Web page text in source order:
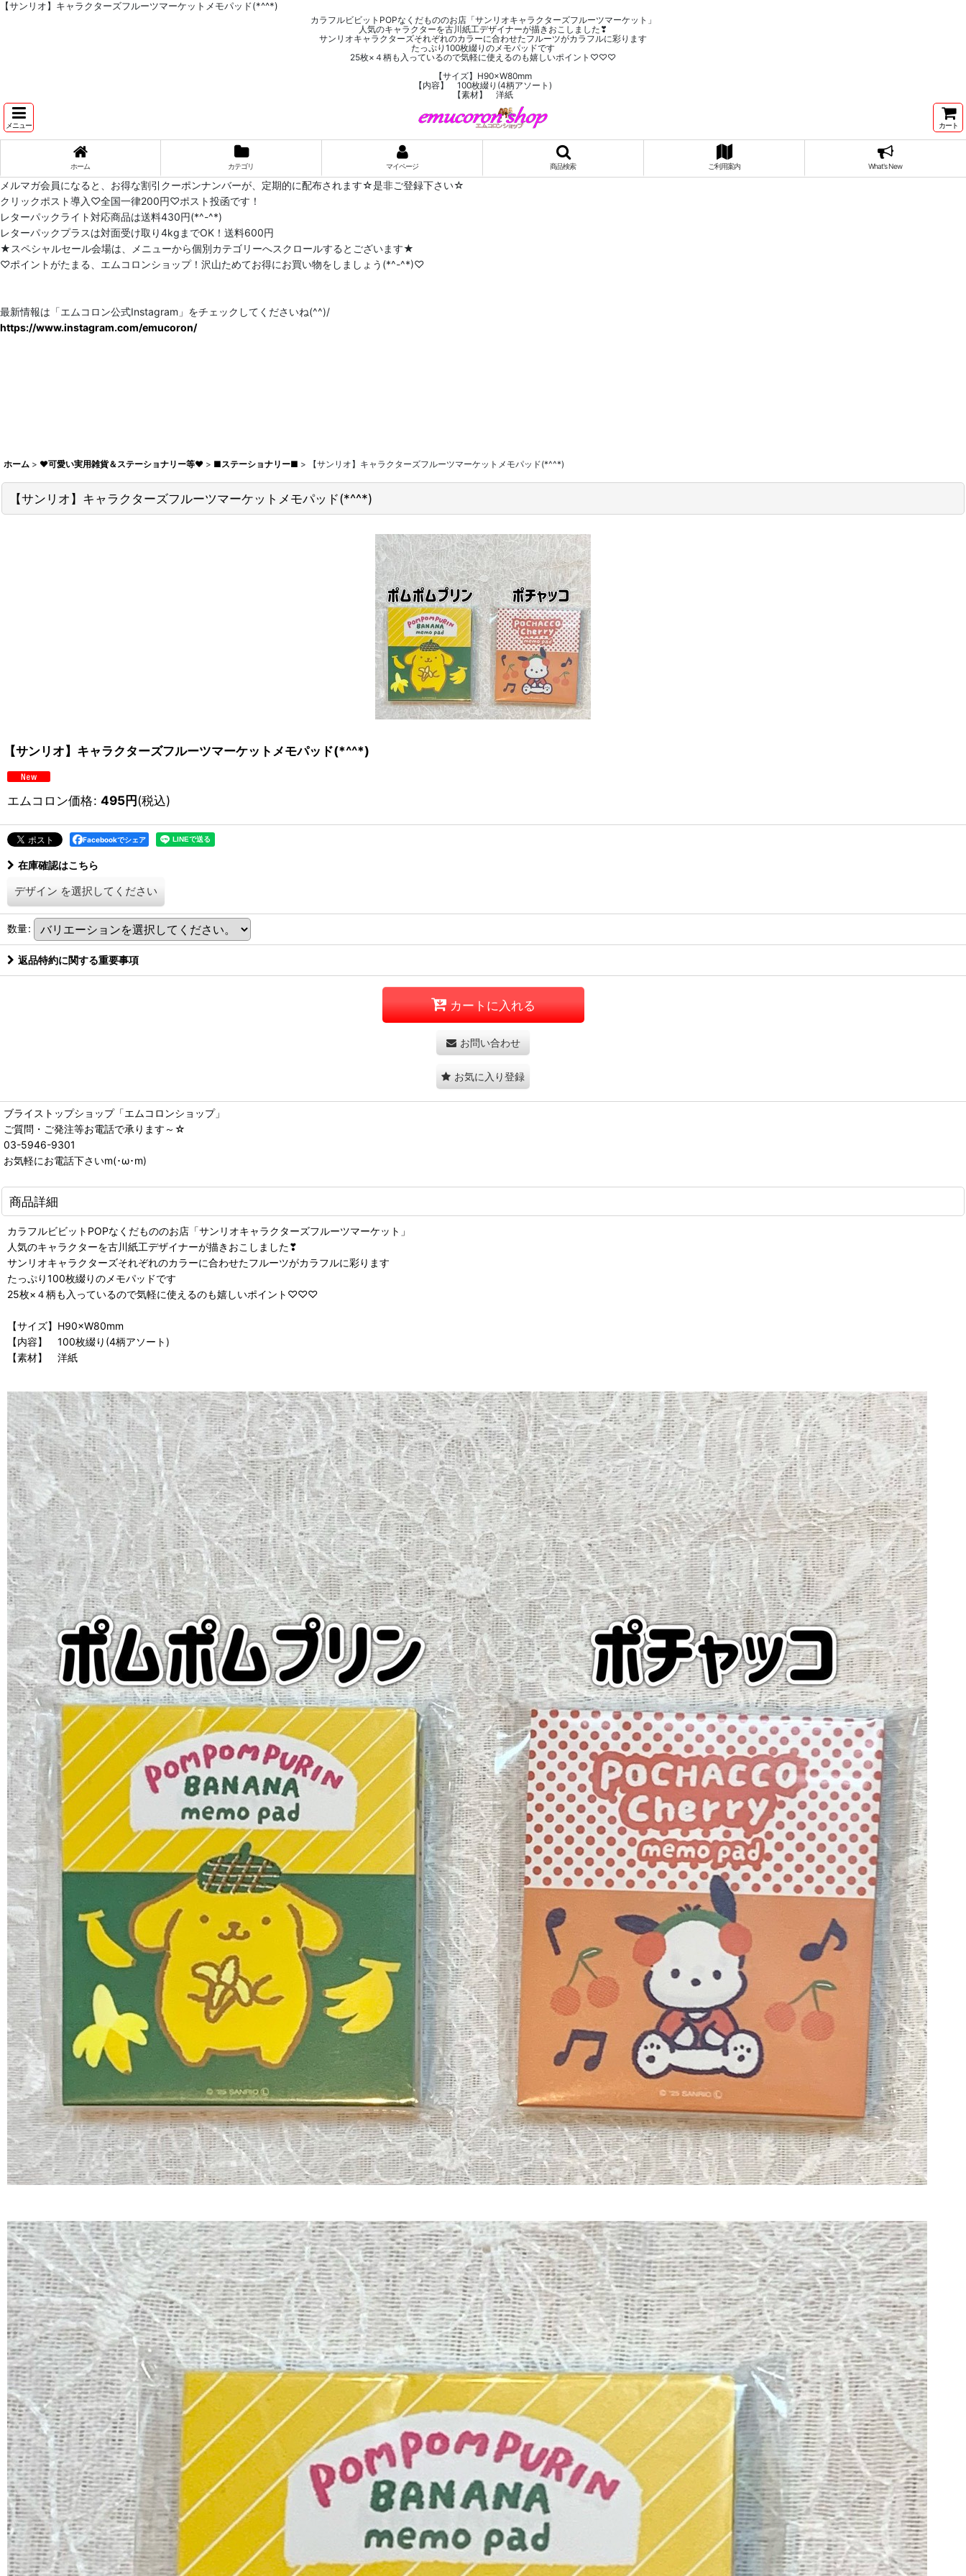
【サンリオ】キャラクターズフルーツマーケットメモパッド(*^^*)
カラフルビビットPOPなくだもののお店「サンリオキャラクターズフルーツマーケット」
人気のキャラクターを古川紙工デザイナーが描きおこしました❣
サンリオキャラクターズそれぞれのカラーに合わせたフルーツがカラフルに彩ります
たっぷり100枚綴りのメモパッドです
25枚×４柄も入っているので気軽に使えるのも嬉しいポイント♡♡♡
【サイズ】H90×W80mm
【内容】 100枚綴り(4柄アソート)
【素材】 洋紙
メニュー カート
ホーム カテゴリ マイページ 商品検索 ご利用案内 What's New
メルマガ会員になると、お得な割引クーポンナンバーが、定期的に配布されます☆是非ご登録下さい☆
クリックポスト導入♡全国一律200円♡ポスト投函です！
レターパックライト対応商品は送料430円(*^-^*)
レターパックプラスは対面受け取り4kgまでOK！送料600円
★スペシャルセール会場は、メニューから個別カテゴリーへスクロールするとございます★
♡ポイントがたまる、エムコロンショップ！沢山ためてお得にお買い物をしましょう(*^-^*)♡
最新情報は「エムコロン公式Instagram」をチェックしてくださいね(^^)/
https://www.instagram.com/emucoron/
ホーム > ♥可愛い実用雑貨＆ステーショナリー等♥ > ■ステーショナリー■ > 【サンリオ】キャラクターズフルーツマーケットメモパッド(*^^*)
【サンリオ】キャラクターズフルーツマーケットメモパッド(*^^*)
【サンリオ】キャラクターズフルーツマーケットメモパッド(*^^*)
エムコロン価格: 495円(税込)
Facebookでシェア
在庫確認はこちら
デザイン を選択してください
数量:
返品特約に関する重要事項
カートに入れる
お問い合わせ
お気に入り登録
ブライストップショップ「エムコロンショップ」
ご質問・ご発注等お電話で承ります～☆
03-5946-9301
お気軽にお電話下さいm(･ω･m)
商品詳細
カラフルビビットPOPなくだもののお店「サンリオキャラクターズフルーツマーケット」
人気のキャラクターを古川紙工デザイナーが描きおこしました❣
サンリオキャラクターズそれぞれのカラーに合わせたフルーツがカラフルに彩ります
たっぷり100枚綴りのメモパッドです
25枚×４柄も入っているので気軽に使えるのも嬉しいポイント♡♡♡
【サイズ】H90×W80mm
【内容】 100枚綴り(4柄アソート)
【素材】 洋紙